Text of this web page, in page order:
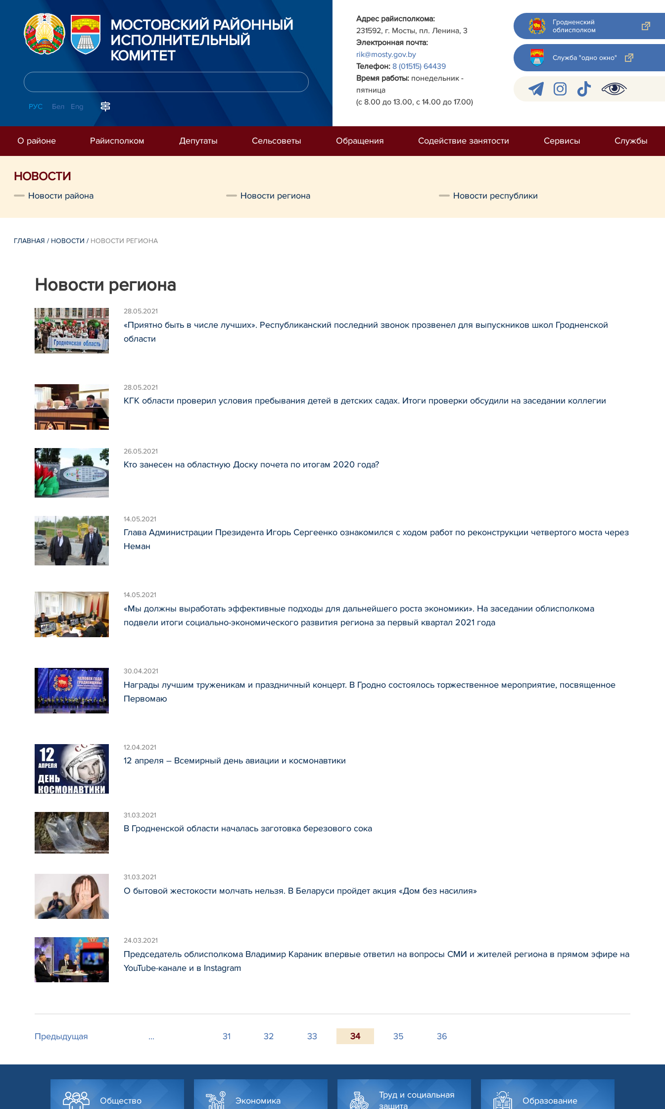
МОСТОВСКИЙ РАЙОННЫЙ
ИСПОЛНИТЕЛЬНЫЙ
КОМИТЕТ
РУС Бел Eng
Адрес райисполкома:
231592, г. Мосты, пл. Ленина, 3
Электронная почта:
rik@mosty.gov.by
Телефон: 8 (01515) 64439
Время работы: понедельник -
пятница
(с 8.00 до 13.00, с 14.00 до 17.00)
Гродненский
облисполком
Служба "одно окно"
О районе Райисполком Депутаты Сельсоветы Обращения Содействие занятости Сервисы Службы
НОВОСТИ
Новости района Новости региона Новости республики
ГЛАВНАЯ / НОВОСТИ / НОВОСТИ РЕГИОНА
Новости региона
28.05.2021
«Приятно быть в числе лучших». Республиканский последний звонок прозвенел для выпускников школ Гродненской
области
28.05.2021
КГК области проверил условия пребывания детей в детских садах. Итоги проверки обсудили на заседании коллегии
26.05.2021
Кто занесен на областную Доску почета по итогам 2020 года?
14.05.2021
Глава Администрации Президента Игорь Сергеенко ознакомился с ходом работ по реконструкции четвертого моста через
Неман
14.05.2021
«Мы должны выработать эффективные подходы для дальнейшего роста экономики». На заседании облисполкома
подвели итоги социально-экономического развития региона за первый квартал 2021 года
30.04.2021
Награды лучшим труженикам и праздничный концерт. В Гродно состоялось торжественное мероприятие, посвященное
Первомаю
12.04.2021
12 апреля – Всемирный день авиации и космонавтики
31.03.2021
В Гродненской области началась заготовка березового сока
31.03.2021
О бытовой жестокости молчать нельзя. В Беларуси пройдет акция «Дом без насилия»
24.03.2021
Председатель облисполкома Владимир Караник впервые ответил на вопросы СМИ и жителей региона в прямом эфире на
YouTube-канале и в Instagram
Предыдущая ... 31 32 33 34 35 36
Общество Экономика
Труд и социальная
защита
Образование